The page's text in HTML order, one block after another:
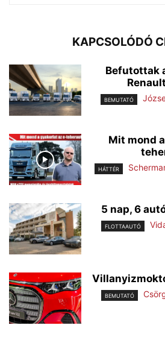
KAPCSOLÓDÓ
Befutottak
BEMUTATÓ
Mit mond
HÁTTÉR
5 nap, 6
FLOTTAAUTÓ
BEMUTATÓ